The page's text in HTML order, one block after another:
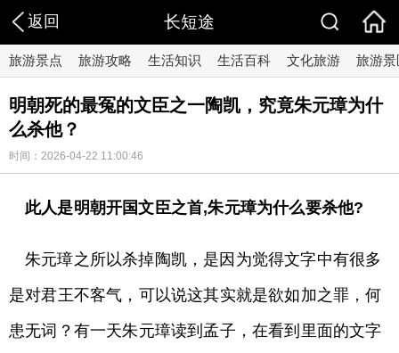
返回 长短途
旅游景点 旅游攻略 生活知识 生活百科 文化旅游 旅游景
明朝死的最冤的文臣之一陶凯，究竟朱元璋为什
么杀他？
时间：2026-04-22 11:00:46
此人是明朝开国文臣之首,朱元璋为什么要杀他?
朱元璋之所以杀掉陶凯，是因为觉得文字中有很多
是对君王不客气，可以说这其实就是欲如加之罪，何
患无词？有一天朱元璋读到孟子，在看到里面的文字